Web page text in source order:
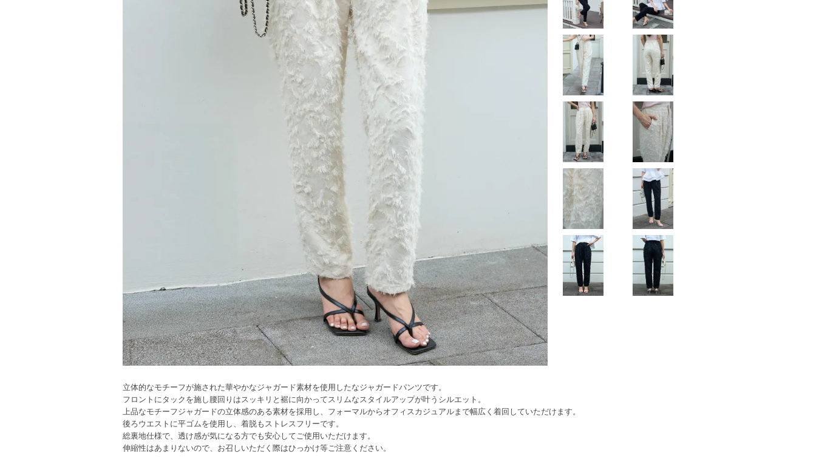
立体的なモチーフが施された華やかなジャガード素材を使用したなジャガードパンツです。
フロントにタックを施し腰回りはスッキリと裾に向かってスリムなスタイルアップが叶うシルエット。
上品なモチーフジャガードの立体感のある素材を採用し、フォーマルからオフィスカジュアルまで幅広く着回していただけます。
後ろウエストに平ゴムを使用し、着脱もストレスフリーです。
総裏地仕様で、透け感が気になる方でも安心してご使用いただけます。
伸縮性はあまりないので、お召しいただく際はひっかけ等ご注意ください。